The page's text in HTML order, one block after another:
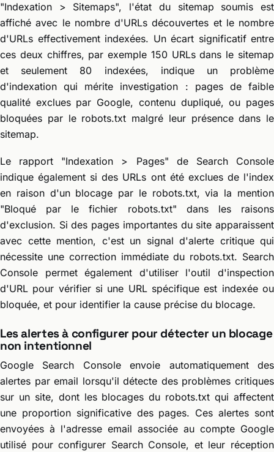
"Indexation > Sitemaps", l'état du sitemap soumis est
affiché avec le nombre d'URLs découvertes et le nombre
d'URLs effectivement indexées. Un écart significatif entre
ces deux chiffres, par exemple 150 URLs dans le sitemap
et seulement 80 indexées, indique un problème
d'indexation qui mérite investigation : pages de faible
qualité exclues par Google, contenu dupliqué, ou pages
bloquées par le robots.txt malgré leur présence dans le
sitemap.
Le rapport "Indexation > Pages" de Search Console
indique également si des URLs ont été exclues de l'index
en raison d'un blocage par le robots.txt, via la mention
"Bloqué par le fichier robots.txt" dans les raisons
d'exclusion. Si des pages importantes du site apparaissent
avec cette mention, c'est un signal d'alerte critique qui
nécessite une correction immédiate du robots.txt. Search
Console permet également d'utiliser l'outil d'inspection
d'URL pour vérifier si une URL spécifique est indexée ou
bloquée, et pour identifier la cause précise du blocage.
Les alertes à configurer pour détecter un blocage
non intentionnel
Google Search Console envoie automatiquement des
alertes par email lorsqu'il détecte des problèmes critiques
sur un site, dont les blocages du robots.txt qui affectent
une proportion significative des pages. Ces alertes sont
envoyées à l'adresse email associée au compte Google
utilisé pour configurer Search Console, et leur réception